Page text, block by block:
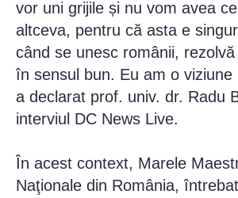
vor uni grijile și nu vom avea
altceva, pentru că asta e
când se unesc românii, rezolvă
în sensul bun. Eu am o viziune
a declarat prof. univ. dr. Radu
interviul DC News Live.
În acest context, Marele
Naţionale din România,